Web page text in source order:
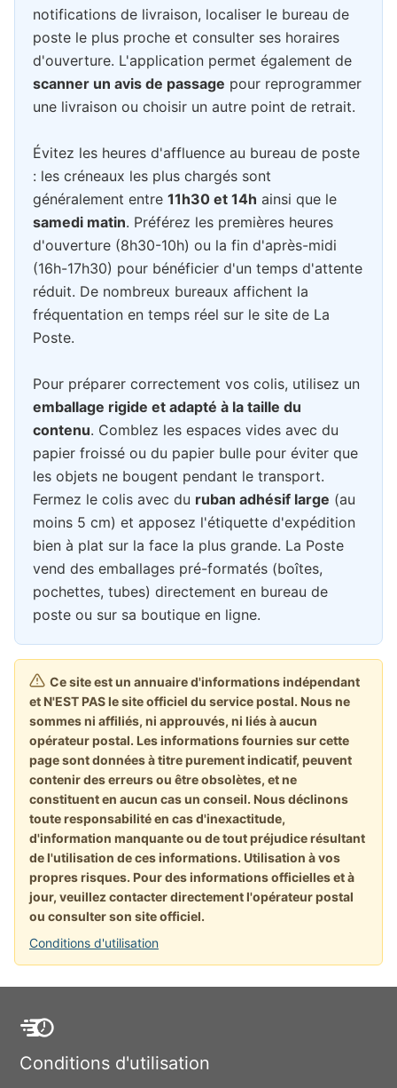
notifications de livraison, localiser le bureau de
poste le plus proche et consulter ses horaires
d'ouverture. L'application permet également de
scanner un avis de passage pour reprogrammer
une livraison ou choisir un autre point de retrait.
Évitez les heures d'affluence au bureau de poste
: les créneaux les plus chargés sont
généralement entre 11h30 et 14h ainsi que le
samedi matin. Préférez les premières heures
d'ouverture (8h30-10h) ou la fin d'après-midi
(16h-17h30) pour bénéficier d'un temps d'attente
réduit. De nombreux bureaux affichent la
fréquentation en temps réel sur le site de La
Poste.
Pour préparer correctement vos colis, utilisez un
emballage rigide et adapté à la taille du
contenu. Comblez les espaces vides avec du
papier froissé ou du papier bulle pour éviter que
les objets ne bougent pendant le transport.
Fermez le colis avec du ruban adhésif large (au
moins 5 cm) et apposez l'étiquette d'expédition
bien à plat sur la face la plus grande. La Poste
vend des emballages pré-formatés (boîtes,
pochettes, tubes) directement en bureau de
poste ou sur sa boutique en ligne.
Ce site est un annuaire d'informations indépendant
et N'EST PAS le site officiel du service postal. Nous ne
sommes ni affiliés, ni approuvés, ni liés à aucun
opérateur postal. Les informations fournies sur cette
page sont données à titre purement indicatif, peuvent
contenir des erreurs ou être obsolètes, et ne
constituent en aucun cas un conseil. Nous déclinons
toute responsabilité en cas d'inexactitude,
d'information manquante ou de tout préjudice résultant
de l'utilisation de ces informations. Utilisation à vos
propres risques. Pour des informations officielles et à
jour, veuillez contacter directement l'opérateur postal
ou consulter son site officiel.
Conditions d'utilisation
Conditions d'utilisation